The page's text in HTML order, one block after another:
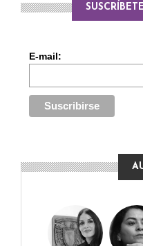
E-mail: